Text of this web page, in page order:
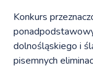
Konkurs
dolnośląskiego i
pisemnych